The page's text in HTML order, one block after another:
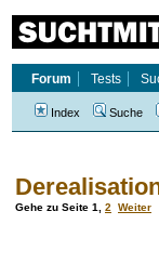
Gehe zu Seite 1 2 Weiter
Forum
Tests
Index Suche